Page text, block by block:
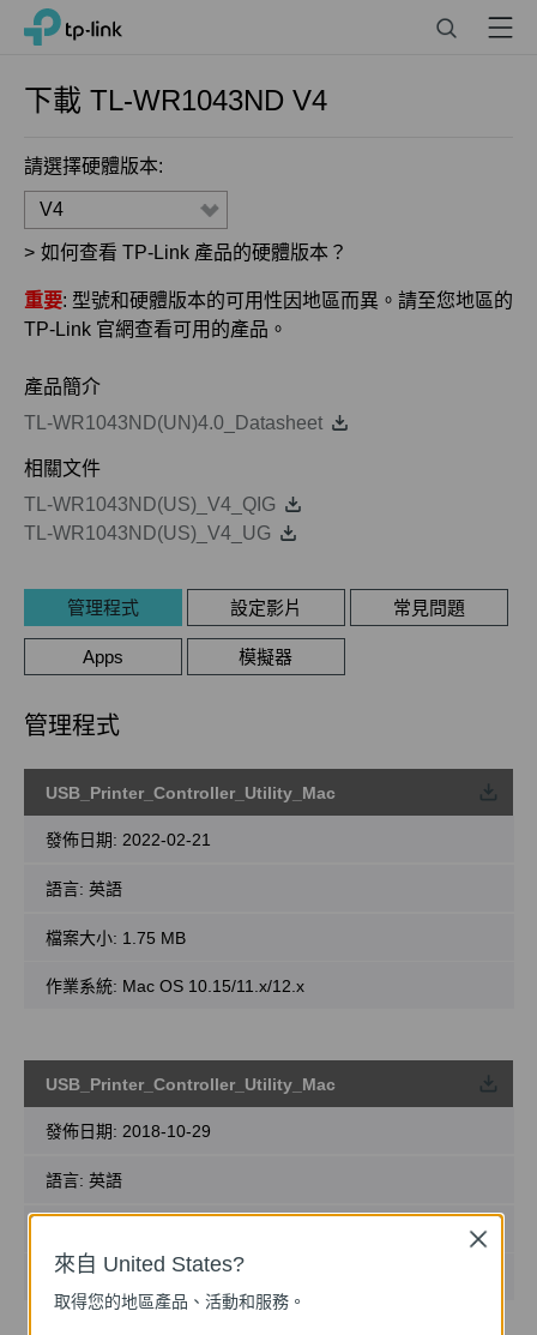
Click
navigation
TP-Link, Reliably Smart Menu
下載 TL-WR1043ND V4
請選擇硬體版本:
V4
> 如何查看 TP-Link 產品的硬體版本？
重要: 型號和硬體版本的可用性因地區而異。請至您地區的
TP-Link 官網查看可用的產品。
產品簡介
TL-WR1043ND(UN)4.0_Datasheet
相關文件
TL-WR1043ND(US)_V4_QIG
TL-WR1043ND(US)_V4_UG
管理程式 設定影片 常見問題
Apps 模擬器
管理程式
USB_Printer_Controller_Utility_Mac
發佈日期: 2022-02-21
語言: 英語
檔案大小: 1.75 MB
作業系統: Mac OS 10.15/11.x/12.x
USB_Printer_Controller_Utility_Mac
發佈日期: 2018-10-29
語言: 英語
作業系統: Mac OS 10.9-10.14
來自 United States?
取得您的地區產品、活動和服務。
Close